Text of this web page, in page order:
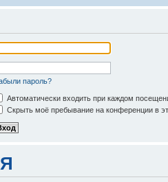
пароль?
Автоматически входить при каждом
Скрыть моё пребывание на конференции в